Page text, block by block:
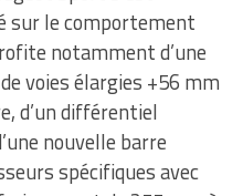
sur le comportement
notamment d’une
voies élargies +56 mm
d’un différentiel
nouvelle barre
spécifiques avec